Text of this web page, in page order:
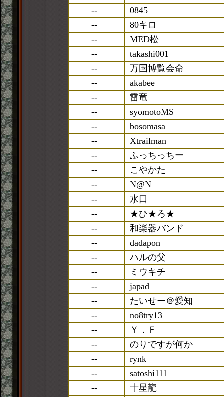
--
0845
--
80キロ
--
MED松
--
takashi001
--
万国博覧会命
--
akabee
--
雷竜
--
syomotoMS
--
bosomasa
--
Xtrailman
--
ふっちっちー
--
こやかた
--
N@N
--
水口
--
★ひ★ろ★
--
和楽器バンド
--
dadapon
--
ハルの父
--
ミウキチ
--
japad
--
たいせー＠愛知
--
no8try13
--
Ｙ．Ｆ
--
のりですが何か
--
rynk
--
satoshi111
--
十星龍